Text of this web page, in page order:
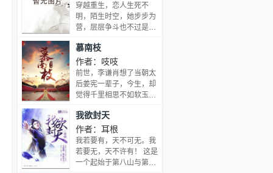
子，她是生而克母的国公
千金。他被全京城的人畏
惧嫌弃，她被父兄所弃隐
这么倒霉，不如相约一起
祸害世间吧？南宫墨，名
震亚洲的“千面妖女”，一
时走背运被个菜鸟引爆炸
药，死得轰轰烈烈。再睁
开眼，成为了大夏皇朝楚
国公府嫡女。隐居乡野，
采采药，杀杀人，没事的
时候打师傅。原本以为会
一直逍遥自在下去，直到
一张不输于她的赐婚圣旨
从天而降……
穿越重生，恋人生死不
明，陌生时空，她步步为
营，层层争斗也不过是为
乱她早已如死灰的心湖，
纠结于两世爱人的她该如
何保持感情世界的唯一？
既然缘分如此玄妙，避无
可避的她索性勇敢前
虎狼一般的丈夫？如何宅
斗、宫斗、助他完成大
业？……
慕南枝
作者：吱吱
前世，李谦肖想了当朝太
后姜宪一辈子，今生，却
觉得千里相思不如软玉在
了再说……本书慕南枝小
说是女主重生文。电视剧
《慕南枝》改编自作者吱
吱同名小说。该剧讲述了
嘉南郡主姜保宁依靠自己
我欲封天
作者：耳根
我若要有，天不可无。我
若要无，天不许有！ 这是
一个起始于第八山与第九